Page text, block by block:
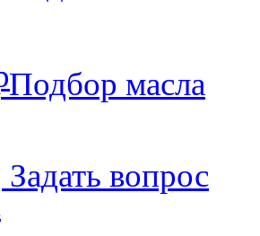
Подбор масла
Задать вопрос